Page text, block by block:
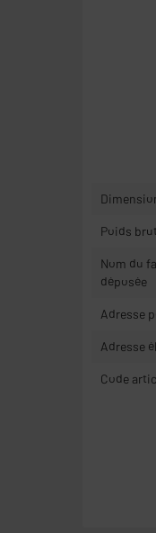
Poids brut
Nom du
déposée
Adresse
Adresse
Code